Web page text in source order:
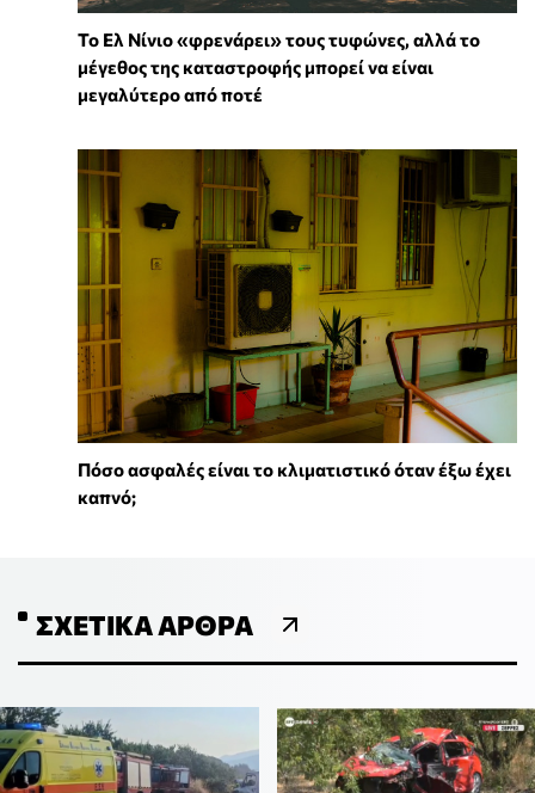
Το Ελ Νίνιο «φρενάρει» τους τυφώνες, αλλά το
μέγεθος της καταστροφής μπορεί να είναι
μεγαλύτερο από ποτέ
Πόσο ασφαλές είναι το κλιματιστικό όταν έξω έχει
καπνό;
ΣΧΕΤΙΚΆ ΆΡΘΡΑ